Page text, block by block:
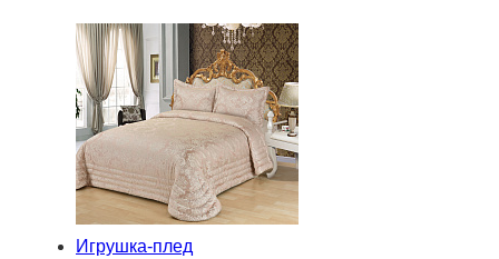
Игрушка-плед